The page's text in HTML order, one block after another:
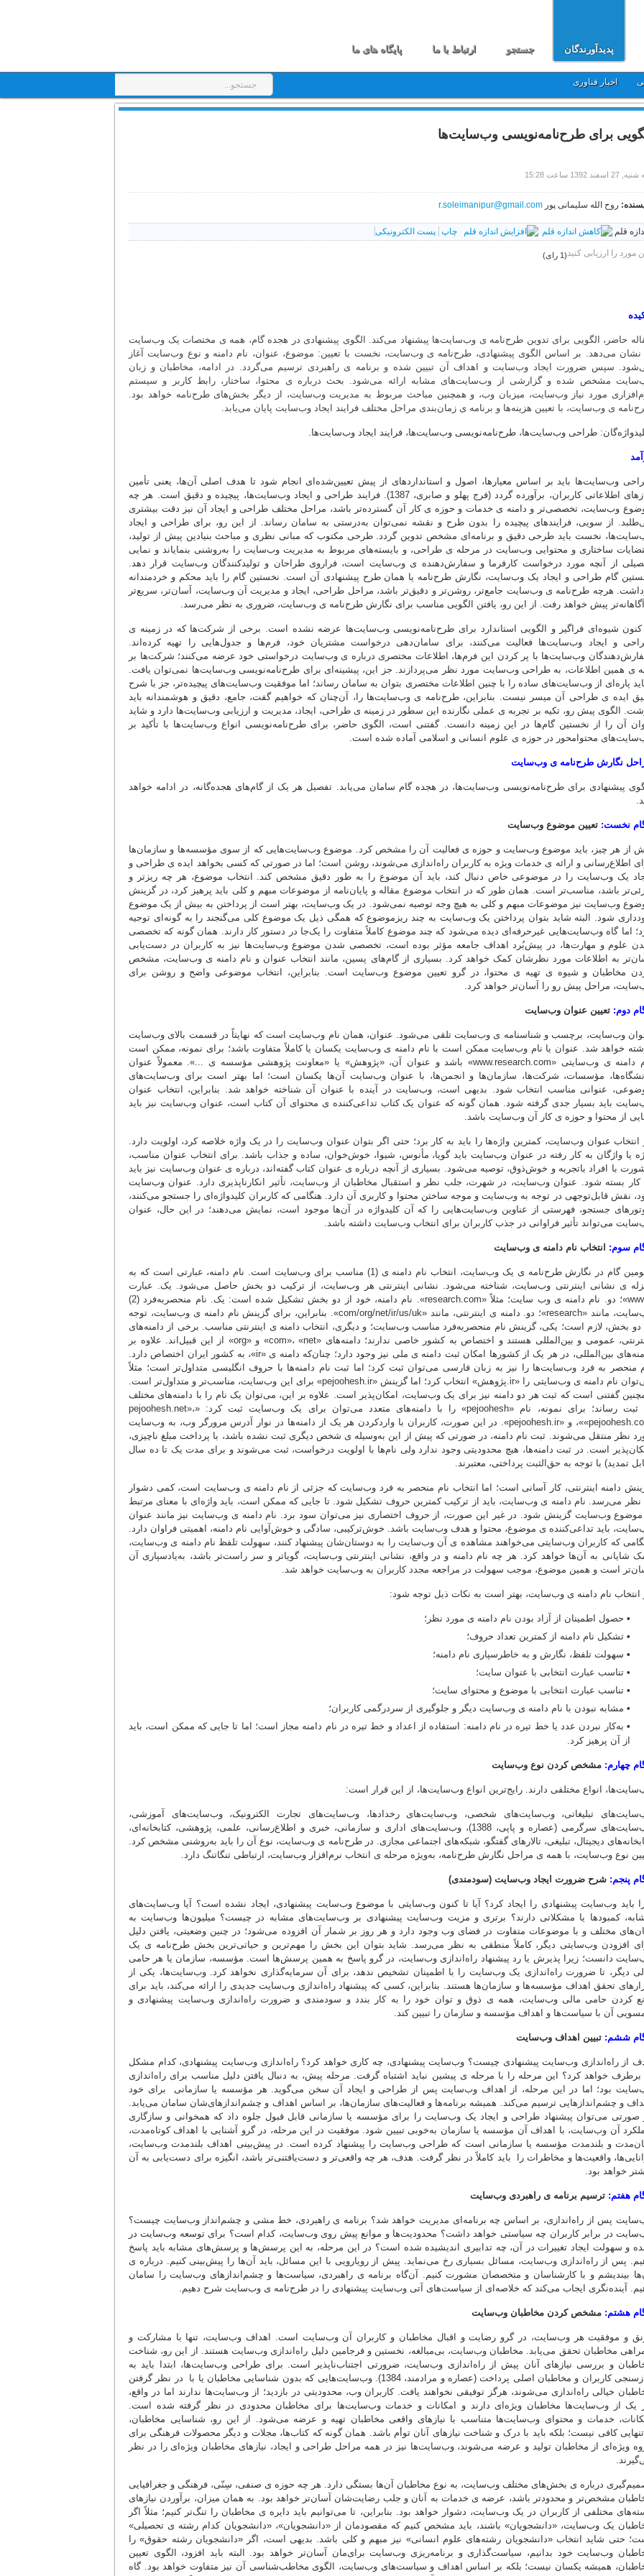
پدیدآورندگان جستجو ارتباط با ما پایگاه های ما
اخبار فناوری
برای طرح‌نامه‌نویسی وب‌سایت‌ها
اسفند 1392 ساعت 15:28
روح الله سلیمانی پور r.soleimanipur@gmail.com
قلم چاپ پست الکترونیکی
مورد را ارزیابی کنید(1 رای)
حاضر، الگویی برای تدوین طرح‌نامه ی وب‌سایت‌ها پیشنهاد می‌کند. الگوی پیشنهادی در هجده گام، همه ی مختصات یک وب‌سایت‌
نشان می‌دهد. بر اساس الگوی پیشنهادی، طرح‌نامه ی وب‌سایت، نخست با تعیین: موضوع، عنوان، نام دامنه و نوع وب‌سایت آغاز
سپس ضرورت ایجاد وب‌سایت و اهداف آن تبیین شده و برنامه ی راهبردی ترسیم می‌گردد. در ادامه، مخاطبان و زبان
مشخص شده و گزارشی از وب‌سایت‌های مشابه ارائه می‌شود. بحث درباره ی محتوا، ساختار، رابط کاربر و سیستم
مورد نیاز وب‌سایت، میزبان وب، و همچنین مباحث مربوط به مدیریت وب‌سایت، از دیگر بخش‌های طرح‌نامه خواهد بود.
ی وب‌سایت، با تعیین هزینه‌ها و برنامه ی زمان‌بندی مراحل مختلف فرایند ایجاد وب‌سایت پایان می‌یابد.
طراحی وب‌سایت‌ها، طرح‌نامه‌نویسی وب‌سایت‌‌ها، فرایند ایجاد وب‌سایت‌ها.
وب‌سایت‌ها باید بر اساس معیارها، اصول و استانداردهای از پیش ‌تعیین‌شده‌ای انجام شود تا هدف اصلی آن‌ها، یعنی تأمین
نیازهای اطلاعاتی کاربران، برآورده گردد (فرج پهلو و صابری، 1387). فرایند طراحی و ایجاد وب‌سایت‌ها، پیچیده و دقیق است. هر چه
وب‌سایت، تخصصی‌تر و دامنه ی خدمات و حوزه ی کار آن گسترده‌تر باشد، مراحل مختلف طراحی و ایجاد آن نیز دقت بیشتری
از سویی، فرایندهای پیچیده را بدون طرح و نقشه نمی‌توان به‌درستی به سامان رساند. از این رو، برای طراحی و ایجاد
نخست باید طرحی دقیق و برنامه‌ای مشخص تدوین گردد. طرحی مکتوب که مبانی نظری و مباحث بنیادین پیش از تولید،
ساختاری و محتوایی وب‌سایت در مرحله ی طراحی، و بایسته‌های مربوط به مدیریت وب‌سایت را به‌روشنی بنمایاند و نمایی
از آنچه مورد درخواست کارفرما و سفارش‌دهنده ی وب‌سایت است، فراروی طراحان و تولیدکنندگان وب‌سایت قرار دهد.
گام طراحی و ایجاد یک وب‌سایت، نگارش طرح‌نامه یا همان طرح پیشنهادی آن است. نخستین گام را باید محکم و خردمندانه
هرچه طرح‌نامه ی وب‌سایت جامع‌تر، روشن‌تر و دقیق‌تر باشد، مراحل طراحی، ایجاد و مدیریت آن وب‌سایت، آسان‌تر، سریع‌تر
پیش خواهد رفت. از این رو، یافتن الگویی مناسب برای نگارش طرح‌نامه ی وب‌سایت، ضروری به نظر می‌رسد.
کنون شیوه‌ای فراگیر و الگویی استاندارد برای طرح‌نامه‌نویسی وب‌سایت‌ها عرضه نشده است. برخی از شرکت‌ها که در زمینه ی
و ایجاد وب‌سایت‌ها فعالیت می‌کنند، برای سامان‌دهی درخواست مشتریان خود، فرم‌ها و جدول‌هایی را تهیه کرده‌اند.
وب‌سایت‌ها با پر کردن این فرم‌ها، اطلاعات مختصری درباره ی وب‌سایت درخواستی خود عرضه می‌کنند؛ شرکت‌ها بر
ی همین اطلاعات، به طراحی وب‌سایت مورد نظر می‌پردازند. جز این، پیشینه‌ای برای طرح‌نامه‌نویسی وب‌سایت‌ها نمی‌توان یافت.
پاره‌ای از وب‌سایت‌های ساده را با چنین اطلاعات مختصری بتوان به سامان رساند؛ اما موفقیت وب‌سایت‌های پیچیده‌تر، جز با شرح
ایده ی طراحی آن میسر نیست. بنابراین، طرح‌نامه ی وب‌سایت‌ها را، آن‌چنان که خواهیم گفت، جامع، دقیق و هوشمندانه باید
الگوی پیش رو، تکیه بر تجربه ی عملی نگارنده این سطور در زمینه ی طراحی، ایجاد، مدیریت و ارزیابی وب‌سایت‌ها دارد و شاید
آن را از نخستین گام‌ها در این زمینه دانست. گفتنی است، الگوی حاضر، برای طرح‌نامه‌نویسی انواع وب‌سایت‌ها با تأکید بر
محتوامحور در حوزه ی علوم انسانی و اسلامی آماده شده است.
نگارش طرح‌نامه ی وب‌سایت
پیشنهادی برای طرح‌نامه‌نویسی وب‌سایت‌ها، در هجده گام سامان می‌یابد. تفصیل هر یک از گام‌های هجده‌گانه، در ادامه خواهد
نخست: تعیین موضوع وب‌سایت
از هر چیز، باید موضوع وب‌سایت و حوزه ی فعالیت آن را مشخص کرد. موضوع وب‌سایت‌هایی که از سوی مؤسسه‌ها و سازمان‌ها
اطلاع‌رسانی و ارائه ی خدمات ویژه به کاربران راه‌اندازی می‌شوند، روشن است؛ اما در صورتی که کسی بخواهد ایده ی طراحی و
یک وب‌سایت را در موضوعی خاص دنبال کند، باید آن موضوع را به طور دقیق مشخص کند. انتخاب موضوع، هر چه ریزتر و
باشد، مناسب‌تر است. همان طور که در انتخاب موضوع مقاله و پایان‌نامه از موضوعات مبهم و کلی باید پرهیز کرد، در گزینش
وب‌سایت نیز موضوعات مبهم و کلی به هیچ وجه توصیه نمی‌شود. در یک وب‌سایت، بهتر است از پرداختن به بیش از یک موضوع
شود. البته شاید بتوان پرداختن یک وب‌سایت به چند ریزموضوع که همگی ذیل یک موضوع کلی می‌گنجند را به گونه‌ای توجیه
اما گاه وب‌سایت‌هایی غیرحرفه‌ای دیده می‌شود که چند موضوع کاملاً متفاوت را یک‌جا در دستور کار دارند. همان گونه که تخصصی
علوم و مهارت‌ها، در پیش‌بُرد اهداف جامعه مؤثر بوده است، تخصصی شدن موضوع وب‌سایت‌ها نیز به کاربران در دست‌یابی
به اطلاعات مورد نظرشان کمک خواهد کرد. بسیاری از گام‌های پسین، مانند انتخاب عنوان و نام دامنه ی وب‌سایت، مشخص
مخاطبان و شیوه ی تهیه ی محتوا، در گرو تعیین موضوع وب‌سایت است. بنابراین، انتخاب موضوعی واضح و روشن برای
مراحل پیش رو را آسان‌تر خواهد کرد.
دوم: تعیین عنوان وب‌سایت
وب‌سایت، برچسب و شناسنامه ی وب‌سایت تلقی می‌شود. عنوان، همان نام وب‌سایت است که نهایتاً در قسمت بالای وب‌سایت
خواهد شد. عنوان یا نام وب‌سایت ممکن است با نام دامنه ی وب‌سایت یکسان یا کاملاً متفاوت باشد؛ برای نمونه، ممکن است
نام دامنه ی وب‌سایتی «www.research.com» باشد و عنوان آن، «پژوهش» یا «معاونت پژوهشی مؤسسه ی ...». معمولاً عنوان
مؤسسات، شرکت‌ها، سازمان‌ها و انجمن‌ها، با عنوان وب‌سایت آن‌ها یکسان است؛ اما بهتر است برای وب‌سایت‌های
عنوانی مناسب انتخاب شود. بدیهی است، وب‌سایت در آینده با عنوان آن شناخته خواهد شد. بنابراین، انتخاب عنوان
باید بسیار جدی گرفته شود. همان گونه که عنوان یک کتاب تداعی‌کننده ی محتوای آن کتاب است، عنوان وب‌سایت نیز باید
از محتوا و حوزه ی کار آن وب‌سایت باشد.
انتخاب عنوان وب‌سایت، کمترین واژه‌ها را باید به کار برد؛ حتی اگر بتوان عنوان وب‌سایت را در یک واژه خلاصه کرد، اولویت دارد.
یا واژگان به‌ کار رفته در عنوان وب‌سایت باید گویا، مأنوس، شیوا، خوش‌خوان، ساده و جذاب باشد. برای انتخاب عنوان مناسب،
با افراد باتجربه و خوش‌ذوق، توصیه می‌شود. بسیاری از آنچه درباره ی عنوان کتاب گفته‌اند، درباره ی عنوان وب‌سایت نیز باید
کار بسته شود. عنوان وب‌سایت، در شهرت، جلب نظر و استقبال مخاطبان از وب‌سایت، تأثیر انکارناپذیری دارد. عنوان وب‌سایت
نقش قابل‌توجهی در توجه به وب‌سایت و موجه ساختن محتوا و کاربری آن دارد. هنگامی که کاربران کلیدواژه‌ای را جستجو می‌کنند،
جستجو، فهرستی از عناوین وب‌سایت‌هایی را که آن کلیدواژه در آن‌ها موجود است، نمایش می‌دهند؛ در این حال، عنوان
می‌تواند تأثیر فراوانی در جذب کاربران برای انتخاب وب‌سایت داشته باشد.
سوم: انتخاب نام دامنه ی وب‌سایت
سومین گام در نگارش طرح‌نامه ی یک وب‌سایت، انتخاب نام دامنه ی (1) مناسب برای وب‌سایت است. نام دامنه، عبارتی است که به
ی نشانی اینترنتی وب‌سایت، شناخته می‌شود. نشانی اینترنتی هر وب‌سایت، از ترکیب دو بخش حاصل می‌شود. یک. عبارت
«www»؛ دو. نام دامنه ی وب سایت؛ مثلاً «research.com». نام دامنه، خود از دو بخش تشکیل شده است: یک. نام منحصربه‌فرد (2)
وب‌سایت، مانند «research»؛ دو. دامنه ی اینترنتی، مانند «com/org/net/ir/us/uk». بنابراین، برای گزینش نام دامنه ی وب‌سایت، توجه
دو بخش، لازم است؛ یکی، گزینش نام منحصربه‌فرد مناسب وب‌سایت؛ و دیگری، انتخاب دامنه ی اینترنتی مناسب. برخی از دامنه‌های
اینترنتی، عمومی و بین‌المللی هستند و اختصاص به کشور خاصی ندارند؛ دامنه‌های «com»، «net» و «org» از این قبیل‌اند. علاوه بر
دامنه‌های بین‌المللی، در هر یک از کشورها امکان ثبت دامنه ی ملی نیز وجود دارد؛ چنان‌که دامنه ی «ir»، به کشور ایران اختصاص دارد.
منحصر به فرد وب‌سایت‌ها را نیز به زبان فارسی می‌توان ثبت کرد؛‌ اما ثبت نام دامنه‌ها با حروف انگلیسی متداول‌تر است؛ مثلاً
می‌توان نام دامنه ی وب‌سایتی را «ir.پژوهش» انتخاب کرد؛ اما گزینش «pejoohesh.ir» برای این وب‌سایت، مناسب‌تر و متداول‌تر است.
گفتنی است که ثبت هر دو دامنه نیز برای یک وب‌سایت، امکان‌پذیر است. علاوه بر این، می‌توان یک نام را با دامنه‌های مختلف
به ثبت رساند؛ برای نمونه، نام «pejoohesh» را با دامنه‌های متعدد می‌توان برای یک وب‌سایت ثبت کرد: «pejoohesh.net»،
«pejoohesh.com»، و «pejoohesh.ir». در این صورت، کاربران با واردکردن هر یک از دامنه‌ها در نوار آدرس مرورگر وب، به وب‌سایت
نظر منتقل می‌شوند. ثبت نام دامنه، در صورتی که پیش از این به‌وسیله ی شخص دیگری ثبت نشده باشد، با پرداخت مبلغ ناچیزی،
است. در ثبت دامنه‌ها، هیچ محدودیتی وجود ندارد ولی نام‌ها با اولویت درخواست، ثبت می‌شوند و برای مدت یک تا ده سال
تمدید) با توجه به حق‌الثبت پرداختی، معتبرند.
دامنه اینترنتی، کار آسانی است؛ اما انتخاب نام منحصر به فرد وب‌سایت که جزئی از نام دامنه ی وب‌سایت است، کمی دشوار
نظر می‌رسد. نام دامنه ی وب‌سایت، باید از ترکیب کمترین حروف تشکیل شود. تا جایی که ممکن است، باید واژه‌ای با معنای مرتبط
موضوع وب‌سایت گزینش شود. در غیر این صورت، از حروف اختصاری نیز می‌توان سود برد. نام دامنه ی وب‌سایت نیز مانند عنوان
باید تداعی‌کننده ی موضوع، محتوا و هدف وب‌سایت باشد. خوش‌ترکیبی، سادگی و خوش‌آوایی نام دامنه، اهمیتی فراوان دارد.
که کاربران وب‌سایتی می‌خواهند مشاهده ی آن وب‌سایت را به دوستان‌شان پیشنهاد کنند، سهولت تلفظ نام دامنه ی وب‌سایت،
شایانی به آن‌ها خواهد کرد. هر چه نام دامنه و در واقع، نشانی اینترنتی وب‌سایت، گویاتر و سر راست‌تر باشد، به‌یاد‌سپاری آن
است و همین موضوع، موجب سهولت در مراجعه مجدد کاربران به وب‌سایت خواهد شد.
انتخاب نام دامنه ی وب‌سایت، بهتر است به نکات ذیل توجه شود:
• حصول اطمینان از آزاد بودن نام دامنه ی مورد نظر؛
• تشکیل نام دامنه از کمترین تعداد حروف؛
• سهولت تلفظ، نگارش و به ‌خاطر‌سپاری نام دامنه؛
• تناسب عبارت انتخابی با عنوان سایت؛
• تناسب عبارت انتخابی با موضوع و محتوای سایت؛
• مشابه نبودن با نام دامنه ی وب‌سایت دیگر و جلوگیری از سردرگمی کاربران؛
• به‌کار نبردن عدد یا خط تیره در نام دامنه: استفاده از اعداد و خط تیره در نام دامنه مجاز است؛ اما تا جایی که ممکن است، باید
از آن پرهیز کرد.
چهارم: مشخص کردن نوع وب‌سایت
انواع مختلفی دارند. رایج‌ترین انواع وب‌سایت‌ها، از این قرار است:
تبلیغاتی، وب‌سایت‌های شخصی، وب‌سایت‌های رخدادها، وب‌سایت‌های تجارت الکترونیک، وب‌سایت‌های آموزشی،
وب‌سایت‌های سرگرمی (عصاره و پاپی، 1388)، وب‌سایت‌های اداری و سازمانی، خبری و اطلاع‌رسانی، علمی، ‌پژوهشی، کتابخانه‌ای،
دیجیتال، تبلیغی، تالار‌های گفتگو، شبکه‌های اجتماعی مجازی. در طرح‌نامه ی وب‌سایت، نوع آن را باید به‌روشنی مشخص کرد.
نوع وب‌سایت، با همه ی مراحل نگارش طرح‌نامه، به‌ویژه مرحله ی انتخاب نرم‌افزار وب‌سایت، ارتباطی تنگاتنگ دارد.
پنجم: شرح ضرورت ایجاد وب‌سایت (سودمندی)
باید وب‌سایت پیشنهادی را ایجاد کرد؟ آیا تا کنون وب‌سایتی با موضوع وب‌سایت پیشنهادی، ایجاد نشده است؟ آیا وب‌سایت‌های
کمبودها یا مشکلاتی دارند؟ برتری و مزیت وب‌سایت پیشنهادی بر وب‌سایت‌های مشابه در چیست؟ میلیون‌ها وب‌سایت به
مختلف و با موضوعات متفاوت در فضای وب وجود دارد و هر روز بر شمار آن افزوده می‌شود؛ در چنین وضعیتی، یافتن دلیل
افزودن وب‌سایتی دیگر، کاملاً منطقی به نظر می‌رسد. شاید بتوان این بخش را مهم‌ترین و حیاتی‌ترین بخش طرح‌نامه ی یک
دانست؛ زیرا پذیرش یا رد پیشنهاد راه‌اندازی وب‌سایت، در گرو پاسخ به همین پرسش‌ها است. مؤسسه، سازمان یا هر حامی
دیگر، تا ضرورت راه‌اندازی یک وب‌سایت را با اطمینان تشخیص ندهد، برای آن سرمایه‌گذاری نخواهد کرد. وب‌سایت‌ها، یکی از
تحقق اهداف مؤسسه‌ها و سازمان‌ها هستند. بنابراین، کسی که پیشنهاد راه‌اندازی وب‌سایت جدیدی را ارائه می‌کند، باید برای
کردن حامی مالی وب‌سایت، همه ی ذوق و توان خود را به کار بندد و سودمندی و ضرورت راه‌اندازی وب‌سایت پیشنهادی و
آن با سیاست‌ها و اهداف مؤسسه و سازمان را تبیین کند.
ششم: تبیین اهداف وب‌سایت
از راه‌اندازی وب‌سایت پیشنهادی چیست؟ وب‌سایت پیشنهادی، چه کاری خواهد کرد؟ راه‌اندازی وب‌سایت پیشنهادی، کدام مشکل
برطرف خواهد کرد؟ این مرحله را با مرحله ی پیشین نباید اشتباه گرفت. مرحله پیش، به دنبال یافتن دلیل مناسب برای راه‌اندازی
بود؛ ‌اما در این مرحله، از اهداف وب‌سایت پس از طراحی و ایجاد آن سخن می‌گوید. هر مؤسسه یا سازمانی برای خود
و چشم‌اندازهایی ترسیم می‌کند. همیشه برنامه‌ها و فعالیت‌های سازمان‌ها، بر اساس اهداف و چشم‌اندازهای‌شان سامان می‌یابد.
صورتی می‌توان پیشنهاد طراحی و ایجاد یک وب‌سایت را برای مؤسسه یا سازمانی قابل قبول جلوه داد که همخوانی و سازگاری
آن وب‌سایت، با اهداف آن مؤسسه یا سازمان به‌خوبی تبیین شود. موفقیت در این مرحله، در گرو آشنایی با اهداف کوتاه‌مدت،
و بلندمدت مؤسسه یا سازمانی است که طراحی وب‌سایت را پیشنهاد کرده است. در پیش‌بینی اهداف بلند‌مدت وب‌سایت،
واقعیت‌ها و مخاطرات را باید کاملاً در نظر گرفت. هدف، هر چه واقعی‌تر و دست‌یافتنی‌تر باشد، انگیزه برای دست‌یابی به آن
خواهد بود.
هفتم: ترسیم برنامه ی راهبردی وب‌سایت
پس از راه‌اندازی، بر اساس چه برنامه‌ای مدیریت خواهد شد؟ برنامه ی راهبردی، خط مشی و چشم‌انداز وب‌سایت چیست؟
در برابر کاربران چه سیاستی خواهد داشت؟ محدودیت‌ها و موانع پیش روی وب‌سایت، کدام است؟ برای توسعه وب‌سایت در
و سهولت ایجاد تغییرات در آن، چه تدابیری اندیشیده شده است؟ در این مرحله، به این پرسش‌ها و پرسش‌های مشابه باید پاسخ
پس از راه‌اندازی وب‌سایت، مسائل بسیاری رخ می‌نماید. پیش از رویارویی با این مسائل، باید آن‌ها را پیش‌بینی کنیم. درباره ی
بیندیشم و با کارشناسان و متخصصان مشورت کنیم. آن‌گاه برنامه ی راهبردی، سیاست‌ها و چشم‌اندازهای وب‌سایت را سامان
آینده‌نگری ایجاب می‌کند که خلاصه‌ای از سیاست‌های آتی وب‌سایت پیشنهادی را در طرح‌نامه ی وب‌سایت شرح دهیم.
هشتم: مشخص کردن مخاطبان وب‌سایت
و موفقیت هر وب‌سایت، در گرو رضایت و اقبال مخاطبان و کاربران آن وب‌سایت است. اهداف وب‌سایت، تنها با مشارکت و
مخاطبان تحقق می‌یابد. مخاطبان وب‌سایت، بی‌مبالغه، نخستین و فرجامین دلیل راه‌اندازی وب‌سایت هستند. از این رو، شناخت
و بررسی نیازهای آنان پیش از راه‌اندازی وب‌سایت، ضرورتی اجتناب‌ناپذیر است. برای طراحی وب‌سایت‌ها، ابتدا باید به
نیازسنجی کاربران و مخاطبان اصلی پرداخت (عصاره و مرادمند، 1384). وب‌سایت‌هایی که بدون شناسایی مخاطبان یا با در نظر گرفتن
خیالی راه‌اندازی می‌شوند، هرگز توفیقی نخواهند یافت. کاربران وب، محدودیتی در بازدید؛ از وب‌سایت‌ها ندارند اما در واقع،
یک از وب‌سایت‌ها مخاطبان ویژه‌ای دارند و امکانات و خدمات وب‌سایت‌ها برای مخاطبان محدودی در نظر گرفته شده است.
خدمات و محتوای وب‌سایت‌ها متناسب با نیازهای واقعی مخاطبان تهیه و عرضه می‌شود. از این رو، شناسایی مخاطبان،
کافی نیست؛‌ بلکه باید با درک و شناخت نیازهای آنان توأم باشد. همان گونه که کتاب‌ها، مجلات و دیگر محصولات فرهنگی برای
ویژه‌ای از مخاطبان تولید و عرضه می‌شوند، وب‌سایت‌ها نیز در همه مراحل طراحی و ایجاد، نیازهای مخاطبان ویژه‌ای را در نظر
درباره ی بخش‌های مختلف وب‌سایت،‌ به نوع مخاطبان آن‌ها بستگی دارد. هر چه حوزه ی صنفی، سِنّی، فرهنگی و جغرافیایی
مشخص‌تر و محدودتر باشد، عرضه ی خدمات به آنان و جلب رضایت‌شان آسان‌تر خواهد بود. به همان میزان، برآوردن نیازهای
مختلفی از کاربران در یک وب‌سایت، دشوار خواهد بود. بنابراین، تا می‌توانیم باید دایره ی مخاطبان را تنگ‌تر کنیم؛ مثلاً اگر
یک وب‌سایت، «دانشجویان» باشند، باید مشخص کنیم که مقصودمان از «دانشجویان»، «دانشجویان کدام رشته ی تحصیلی»
حتی شاید انتخاب «دانشجویان رشته‌های علوم انسانی» نیز مبهم و کلی باشد. بدیهی است، اگر «دانشجویان رشته حقوق» را
وب‌سایت خود بدانیم، سیاست‌گذاری و برنامه‌ریزی وب‌سایت برای‌مان آسان‌تر خواهد بود. البته باید افزود، الگوی تعیین
همیشه یکسان نیست؛ بلکه بر اساس اهداف و سیاست‌های وب‌سایت، الگوی مخاطب‌شناسی آن نیز متفاوت خواهد بود. گاه